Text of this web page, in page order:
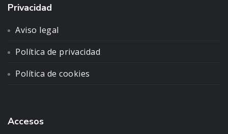
Privacidad
Aviso legal
Política de privacidad
Política de cookies
Accesos